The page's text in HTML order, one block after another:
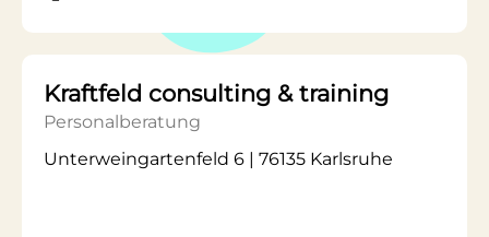
Kraftfeld consulting & training
Personalberatung
Unterweingartenfeld 6 | 76135 Karlsruhe